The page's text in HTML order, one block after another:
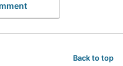
Back to top